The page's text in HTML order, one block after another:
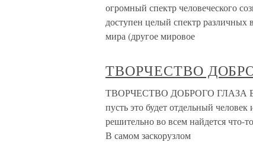
огромный спектр человеческого
доступен целый спектр различных
мира (другое мировое
ТВОРЧЕСТВО
ТВОРЧЕСТВО ДОБРОГО ГЛАЗА Во
пусть это будет отдельный
решительно во всем найдется что-
В самом заскорузлом